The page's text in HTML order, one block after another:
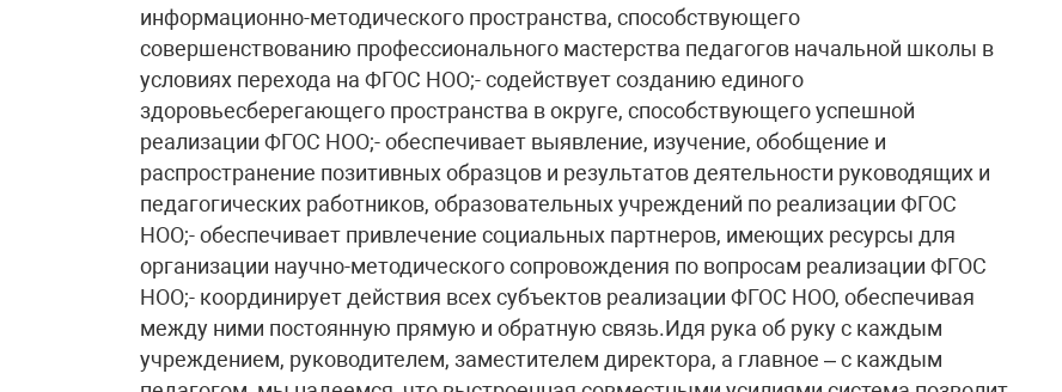
информационно-методического пространства, способствующего
совершенствованию профессионального мастерства педагогов начальной школы в
условиях перехода на ФГОС НОО;- содействует созданию единого
здоровьесберегающего пространства в округе, способствующего успешной
реализации ФГОС НОО;- обеспечивает выявление, изучение, обобщение и
распространение позитивных образцов и результатов деятельности руководящих и
педагогических работников, образовательных учреждений по реализации ФГОС
НОО;- обеспечивает привлечение социальных партнеров, имеющих ресурсы для
организации научно-методического сопровождения по вопросам реализации ФГОС
НОО;- координирует действия всех субъектов реализации ФГОС НОО, обеспечивая
между ними постоянную прямую и обратную связь.Идя рука об руку с каждым
учреждением, руководителем, заместителем директора, а главное – с каждым